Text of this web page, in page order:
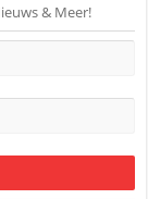
& Meer!